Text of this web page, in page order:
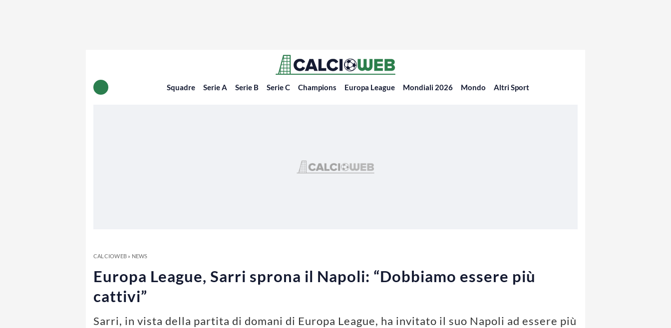
Squadre Serie A Serie B Serie C Champions Europa League Mondiali 2026 Mondo Altri Sport
CALCIOWEB» NEWS
Europa League, Sarri sprona il Napoli: “Dobbiamo essere più
cattivi”
Sarri, in vista della partita di domani di Europa League, ha invitato il suo Napoli ad essere più